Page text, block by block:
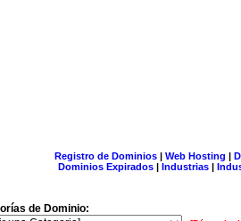
Registro de Dominios| Web Hosting |
Dominios Expirados | Industrias |
de Dominio: